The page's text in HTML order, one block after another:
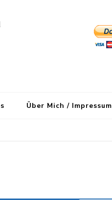
Über Mich / Impressum